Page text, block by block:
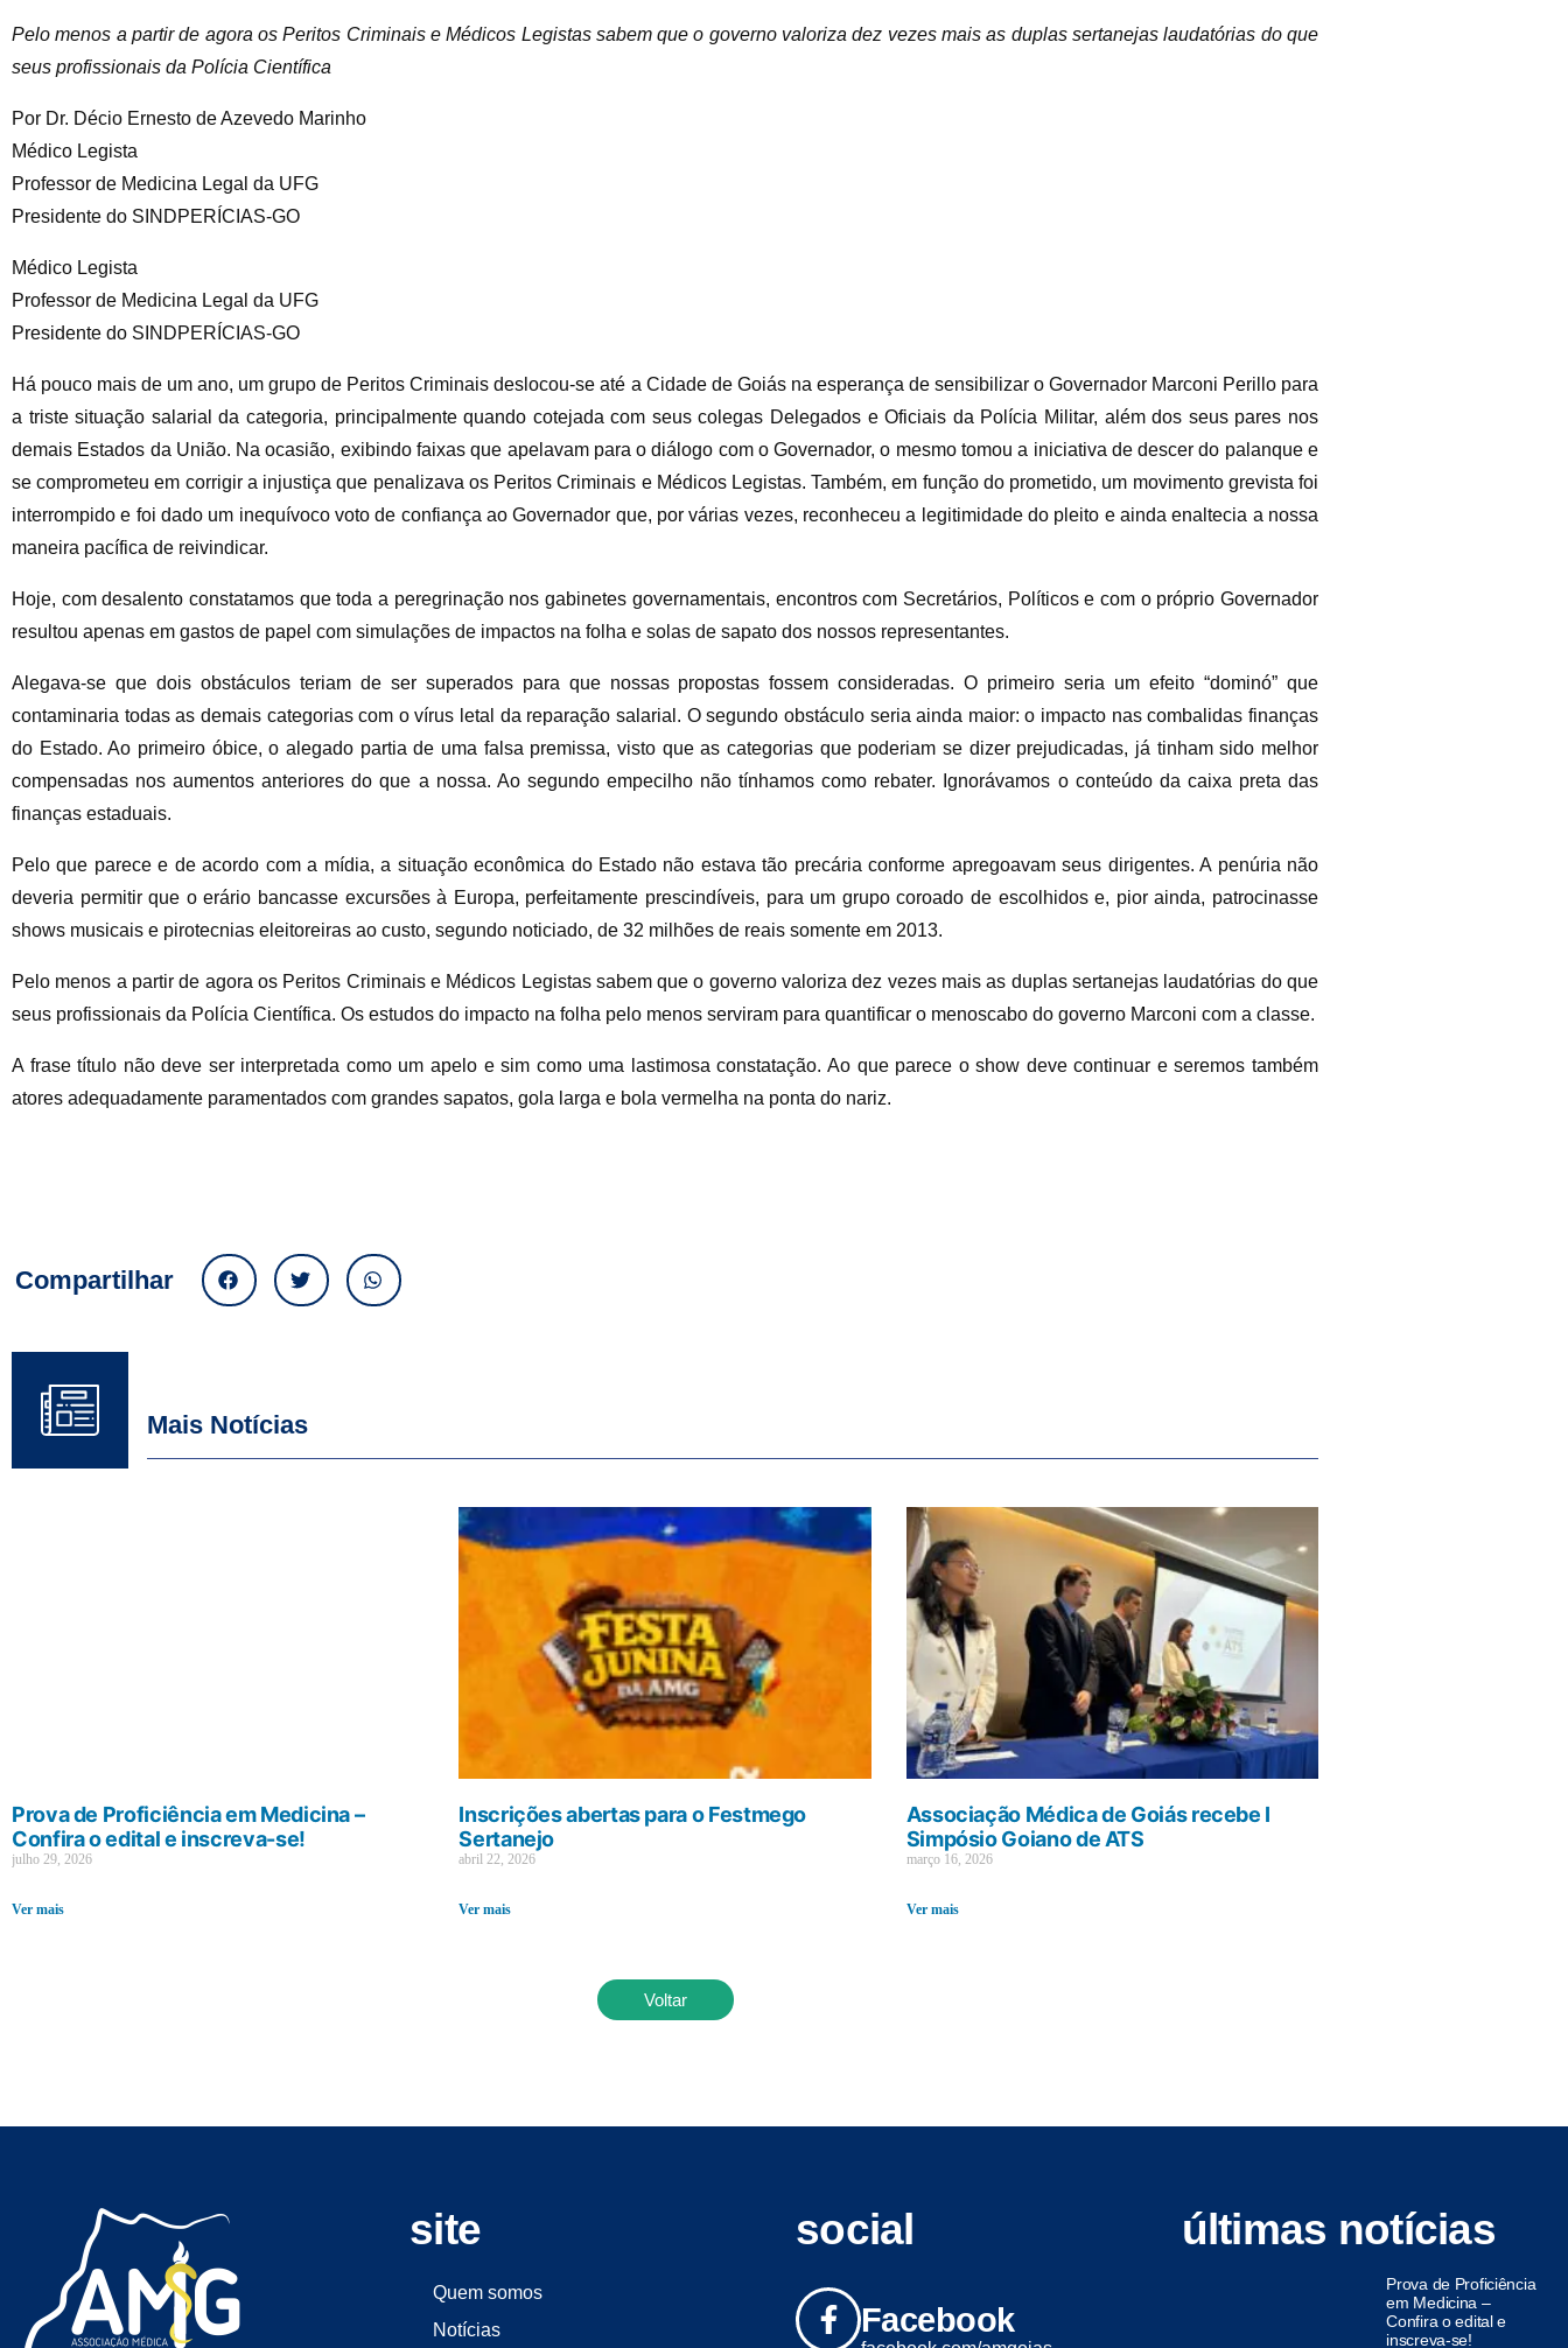
Pelo menos a partir de agora os Peritos Criminais e Médicos Legistas sabem que o governo valoriza dez vezes mais as duplas sertanejas laudatórias do que
seus profissionais da Polícia Científica
Por Dr. Décio Ernesto de Azevedo Marinho
Médico Legista
Professor de Medicina Legal da UFG
Presidente do SINDPERÍCIAS-GO
Médico Legista
Professor de Medicina Legal da UFG
Presidente do SINDPERÍCIAS-GO
Há pouco mais de um ano, um grupo de Peritos Criminais deslocou-se até a Cidade de Goiás na esperança de sensibilizar o Governador Marconi Perillo para
a triste situação salarial da categoria, principalmente quando cotejada com seus colegas Delegados e Oficiais da Polícia Militar, além dos seus pares nos
demais Estados da União. Na ocasião, exibindo faixas que apelavam para o diálogo com o Governador, o mesmo tomou a iniciativa de descer do palanque e
se comprometeu em corrigir a injustiça que penalizava os Peritos Criminais e Médicos Legistas. Também, em função do prometido, um movimento grevista foi
interrompido e foi dado um inequívoco voto de confiança ao Governador que, por várias vezes, reconheceu a legitimidade do pleito e ainda enaltecia a nossa
maneira pacífica de reivindicar.
Hoje, com desalento constatamos que toda a peregrinação nos gabinetes governamentais, encontros com Secretários, Políticos e com o próprio Governador
resultou apenas em gastos de papel com simulações de impactos na folha e solas de sapato dos nossos representantes.
Alegava-se que dois obstáculos teriam de ser superados para que nossas propostas fossem consideradas. O primeiro seria um efeito “dominó” que
contaminaria todas as demais categorias com o vírus letal da reparação salarial. O segundo obstáculo seria ainda maior: o impacto nas combalidas finanças
do Estado. Ao primeiro óbice, o alegado partia de uma falsa premissa, visto que as categorias que poderiam se dizer prejudicadas, já tinham sido melhor
compensadas nos aumentos anteriores do que a nossa. Ao segundo empecilho não tínhamos como rebater. Ignorávamos o conteúdo da caixa preta das
finanças estaduais.
Pelo que parece e de acordo com a mídia, a situação econômica do Estado não estava tão precária conforme apregoavam seus dirigentes. A penúria não
deveria permitir que o erário bancasse excursões à Europa, perfeitamente prescindíveis, para um grupo coroado de escolhidos e, pior ainda, patrocinasse
shows musicais e pirotecnias eleitoreiras ao custo, segundo noticiado, de 32 milhões de reais somente em 2013.
Pelo menos a partir de agora os Peritos Criminais e Médicos Legistas sabem que o governo valoriza dez vezes mais as duplas sertanejas laudatórias do que
seus profissionais da Polícia Científica. Os estudos do impacto na folha pelo menos serviram para quantificar o menoscabo do governo Marconi com a classe.
A frase título não deve ser interpretada como um apelo e sim como uma lastimosa constatação. Ao que parece o show deve continuar e seremos também
atores adequadamente paramentados com grandes sapatos, gola larga e bola vermelha na ponta do nariz.
Compartilhar
Mais Notícias
Prova de Proficiência em Medicina –
Confira o edital e inscreva-se!
julho 29, 2026
Ver mais
Inscrições abertas para o Festmego
Sertanejo
abril 22, 2026
Ver mais
Associação Médica de Goiás recebe I
Simpósio Goiano de ATS
março 16, 2026
Ver mais
Voltar
site
Quem somos
Notícias
social
Facebook
últimas notícias
Prova de Proficiência
em Medicina –
Confira o edital e
inscreva-se!